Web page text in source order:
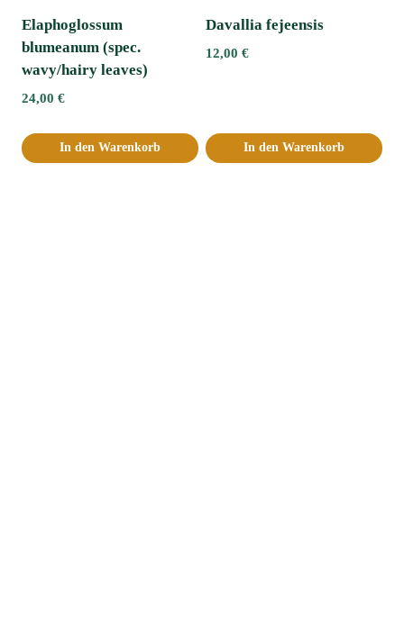
Elaphoglossum
blumeanum (spec.
wavy/hairy leaves)
24,00 €
In den Warenkorb
Davallia fejeensis
12,00 €
In den Warenkorb